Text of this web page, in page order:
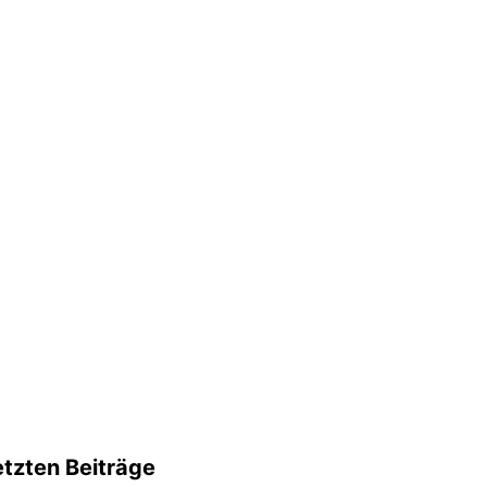
Beiträge